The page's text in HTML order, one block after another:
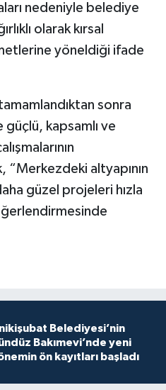
nedeniyle belediye
olarak kırsal
yöneldiği ifade
sonra
kapsamlı ve
“Merkezdeki altyapının
güzel projeleri hızla
Belediyesi’nin
Bakımevi’nde yeni
ön kayıtları başladı